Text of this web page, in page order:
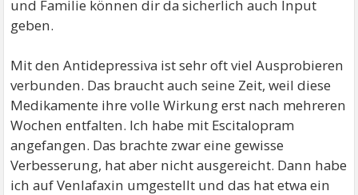
und Familie können dir da sicherlich auch Input
geben.
Mit den Antidepressiva ist sehr oft viel Ausprobieren
verbunden. Das braucht auch seine Zeit, weil diese
Medikamente ihre volle Wirkung erst nach mehreren
Wochen entfalten. Ich habe mit Escitalopram
angefangen. Das brachte zwar eine gewisse
Verbesserung, hat aber nicht ausgereicht. Dann habe
ich auf Venlafaxin umgestellt und das hat etwa ein